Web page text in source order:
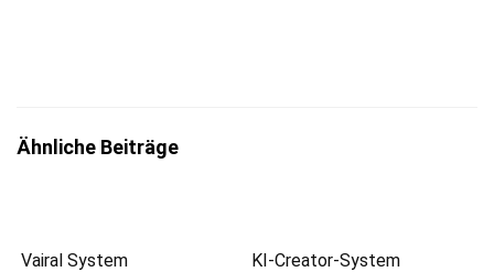
Ähnliche Beiträge
Vairal System KI-Creator-System